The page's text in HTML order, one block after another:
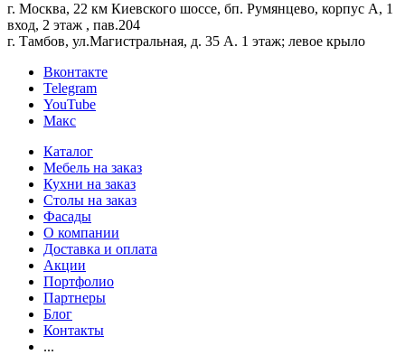
г. Москва, 22 км Киевского шоссе, бп. Румянцево, корпус А, 1
вход, 2 этаж , пав.204
г. Тамбов, ул.Магистральная, д. 35 А. 1 этаж; левое крыло
Вконтакте
Telegram
YouTube
Макс
Каталог
Мебель на заказ
Кухни на заказ
Столы на заказ
Фасады
О компании
Доставка и оплата
Акции
Портфолио
Партнеры
Блог
Контакты
...